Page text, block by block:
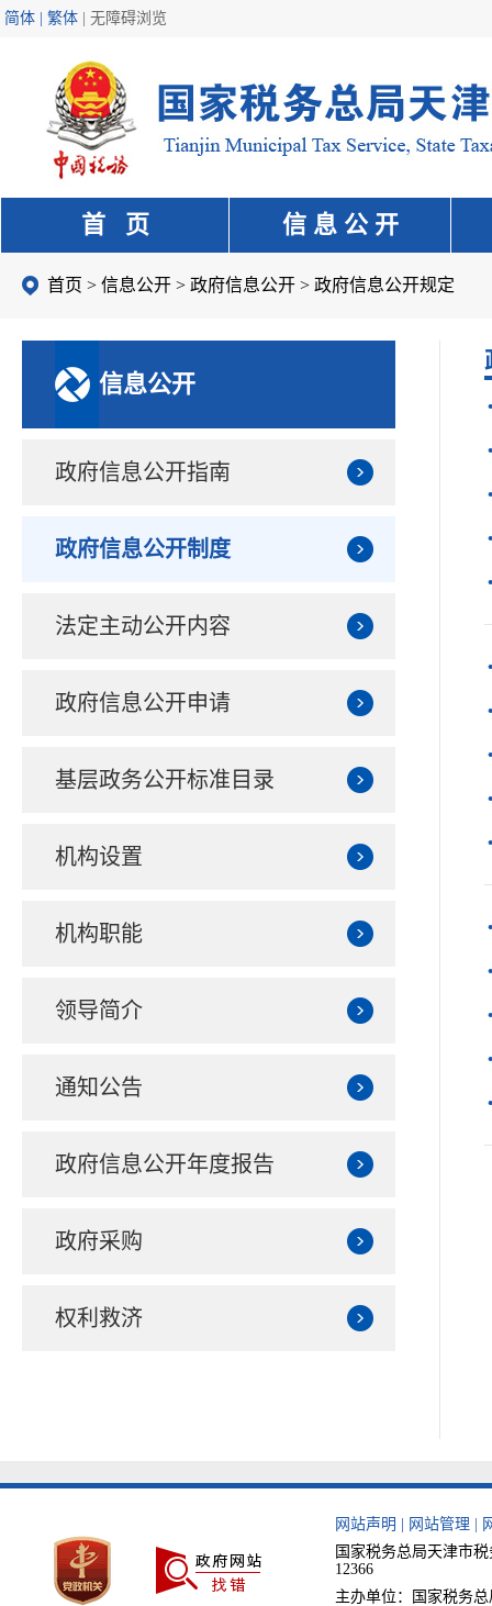
简体 | 繁体 无障碍浏览
首 页 信 息 公 开
首页 > 信息公开 > 政府信息公开 > 政府信息公开规定
信息公开
政府信息公开指南
政府信息公开制度
法定主动公开内容
政府信息公开申请
基层政务公开标准目录
机构设置
机构职能
领导简介
通知公告
政府信息公开年度报告
政府采购
权利救济
网站声明 网站管理
国家税务总局天津市
12366
主办单位：国家税务总